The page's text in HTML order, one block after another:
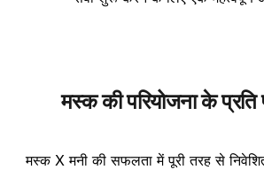
मस्क की परियोजना के प्रति
मस्क X मनी की सफलता में पूरी तरह से